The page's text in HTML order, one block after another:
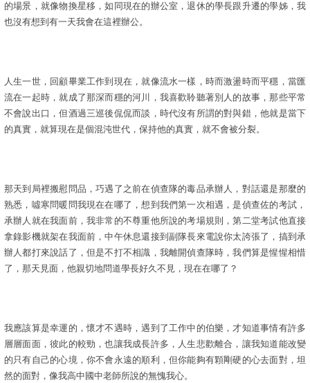
的場景，就像物換星移，如同現在的辦公室，退休的學長跟升遷的學姊，我
也沒有想到有一天我會在這裡辦公。
人生一世，回顧畢業工作到現在，就像流水一樣，時而激盪時而平穩，當匯
流在一起時，就成了那深而穩的河川，我喜歡聆聽著別人的故事，那些平常
不會說出口，但酒過三巡後侃侃而談，時代沒有所謂的對與錯，他就是當下
的真實，就算現在是個混沌世代，保持他的真實，就不會被分裂。
那天到局裡搬慰問品，巧遇了之前在偵查隊的毒品承辦人，對話還是那麼的
熟悉，噓寒問暖問我現在在哪了，想到我們第一次相遇，是偵查佐的考試，
承辦人就在我面前，我非常的不尊重他所說的考場規則，第二堂考試他直接
拿錄影機就架在我面前，中午休息還接到副隊長來電說你太誇張了，搞到承
辦人都打來說話了，但是不打不相識，我離開偵查隊時，我們算是惺惺相惜
了，那天見面，他親切地問道學長好久不見，現在在哪了？
我應該算是幸運的，懷才不遇時，遇到了工作中的伯樂，才知道事情有許多
層層面面，彼此的較勁，也讓我成長許多，人生悲歡離合，讓我知道能改變
的只有自己的心境，你不會永遠的順利，但你能夠有顆剛硬的心去面對，坦
然的面對，像我高中國中老師所說的無愧我心。